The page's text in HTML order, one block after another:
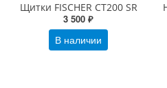
Щитки FISCHER CT200 SR
3 500 ₽
В наличии